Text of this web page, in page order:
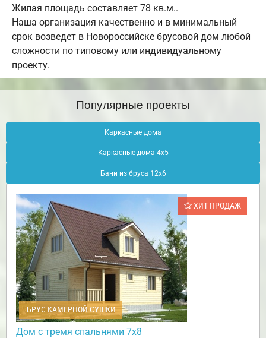
Жилая площадь составляет 78 кв.м..
Наша организация качественно и в минимальный
срок возведет в Новороссийске брусовой дом любой
сложности по типовому или индивидуальному
проекту.
Популярные проекты
Каркасные дома
Каркасные дома 4х5
Бани из бруса 12х6
ХИТ ПРОДАЖ
БРУС КАМЕРНОЙ СУШКИ
Дом с тремя спальнями 7х8